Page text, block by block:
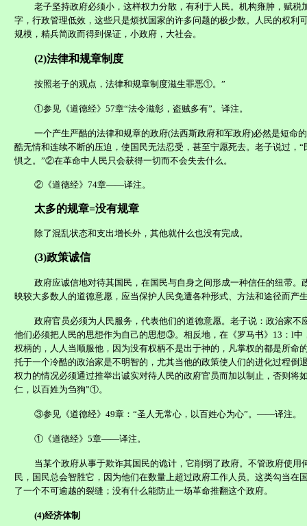
老子坚持政府必须小，这样权力分散，有利于人民。机构雍肿，赋税
字，行政管理低效，这些只是烦扰国家的许多问题的极少数。人民的权利
规模，精兵简政而得到保证，小政府，大社会。
(2)法律和规章制度
按照老子的观点，法律和规章制度滋生罪恶①。”
①参见《道德经》 57章“法令滋彰，盗贼多有”。译注。
一个产生严酷的法律和规章的政府(法西斯政府和军政府)必然是短命
酷无情和连续不断的压迫，使国民无法忍受，甚至宁愿死去。老子说过，
惧之。 ”②在革命中人民只会获得一切而不会失去什么。
②《道德经》 74章——译注。
太多的规章=没有规章
除了混乱状态和支出增长外，其他就什么也没有完成。
(3)政策诚信
政府应诚信地对待其国民，在国民与自身之间形成一种信任的纽带。
映较大多数人的道德意愿，应当保护人民免遭各种形式、方法和途径而产
政府官员必须为人民服务，代表他们的道德意愿。老子说：政治家不
他们必须把人民的思想作为自己的思想③。相反地，在《罗马书》 13 ： l中
权柄的，人人当顺服他，因为没有权柄不是出于神的，凡掌杈的都是所命
托于一个冷酷的政治家是不明智的，尤其当他的政策使人们的进化过程倒
权力的情况必须通过推举出诚实对待人民的政府官员而加以制止，否则将
仁，以百姓为刍狗”①。
③参见《道德经》 49章：“圣人无常心，以百姓心为心”。——译注。
①《道德经》 5章——译注。
当某个政府从事于欺诈其国民的诡计，它削弱了政府。不管政府使用
民，国民总会智胜它，因为他们在数量上超过政府工作人员。这类勾当在
了一个不可逾越的裂缝；没有什么能防止一场革命推翻这个政府。
(4)经济体制